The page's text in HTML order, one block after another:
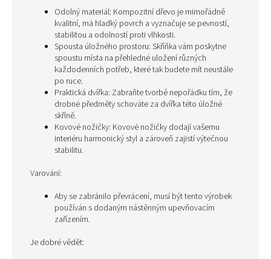
Odolný materiál: Kompozitní dřevo je mimořádně
kvalitní, má hladký povrch a vyznačuje se pevností,
stabilitou a odolností proti vlhkosti.
Spousta úložného prostoru: Skříňka vám poskytne
spoustu místa na přehledné uložení různých
každodenních potřeb, které tak budete mít neustále
po ruce.
Praktická dvířka: Zabraňte tvorbě nepořádku tím, že
drobné předměty schováte za dvířka této úložné
skříně.
Kovové nožičky: Kovové nožičky dodají vašemu
interiéru harmonický styl a zároveň zajistí výtečnou
stabilitu.
Varování:
Aby se zabránilo převrácení, musí být tento výrobek
používán s dodaným nástěnným upevňovacím
zařízením.
Je dobré vědět: